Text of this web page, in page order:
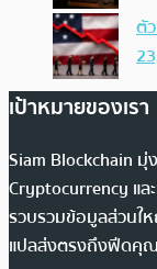
ตั
เป้าหมายของเรา
Siam Blockchain มุ่
Cryptocurrency แล
รวบรวมข้อมูลส่วนให
แปลส่งตรงถึงฟีดคุณ